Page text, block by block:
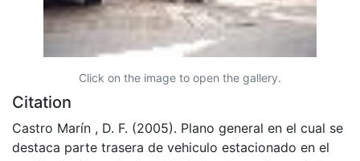
Click on the image to open the gallery.
Citation
Castro Marín , D. F. (2005). Plano general en el cual se
destaca parte trasera de vehiculo estacionado en el